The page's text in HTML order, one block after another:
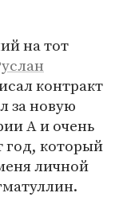
на тот
контракт
за новую
А и очень
год, который
личной